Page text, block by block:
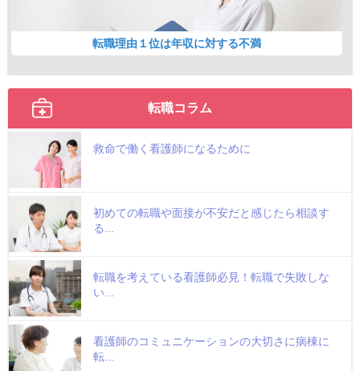
転職理由１位は年収に対する不満
転職コラム
救命で働く看護師になるために
初めての転職や面接が不安だと感じたら相談す
る...
転職を考えている看護師必見！転職で失敗しな
い...
看護師のコミュニケーションの大切さに病棟に
転...